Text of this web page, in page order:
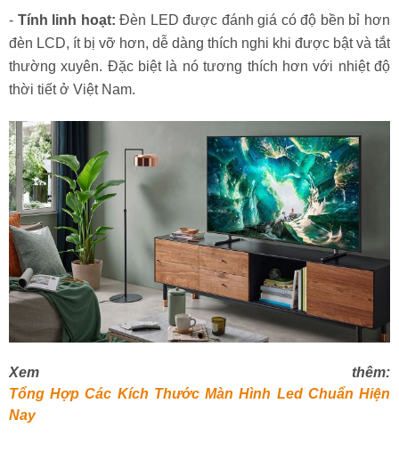
- Tính linh hoạt: Đèn LED được đánh giá có độ bền bỉ hơn
đèn LCD, ít bị vỡ hơn, dễ dàng thích nghi khi được bật và tắt
thường xuyên. Đặc biệt là nó tương thích hơn với nhiệt độ
thời tiết ở Việt Nam.
Xem thêm:
Tổng Hợp Các Kích Thước Màn Hình Led Chuẩn Hiện
Nay